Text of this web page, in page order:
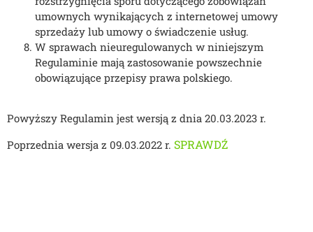
umownych wynikających z internetowej umowy
sprzedaży lub umowy o świadczenie usług.
W sprawach nieuregulowanych w niniejszym
Regulaminie mają zastosowanie powszechnie
obowiązujące przepisy prawa polskiego.
Powyższy Regulamin jest wersją z dnia 20.03.2023 r.
Poprzednia wersja z 09.03.2022 r. SPRAWDŹ